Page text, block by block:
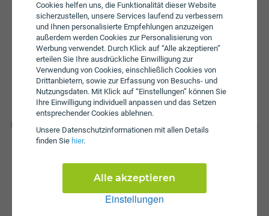
Cookies helfen uns, die Funktionalität dieser Website
sicherzustellen, unsere Services laufend zu verbessern
und Ihnen personalisierte Empfehlungen anzuzeigen
außerdem werden Cookies zur Personalisierung von
Werbung verwendet. Durch Klick auf “Alle akzeptieren”
erteilen Sie Ihre ausdrückliche Einwilligung zur
Verwendung von Cookies, einschließlich Cookies von
Drittanbietern, sowie zur Erfassung von Besuchs- und
Nutzungsdaten. Mit Klick auf “Einstellungen” können Sie
Ihre Einwilligung individuell anpassen und das Setzen
entsprechender Cookies ablehnen.
Unsere Daten­schutz­informationen mit allen Details
finden Sie hier.
Einstellungen
Alle akzeptieren
Die jährliche Servicepauschale beträgt € 24,99.
Datenstick
Im Tarif Internet Youth LTE 50 ist kein Datenstick enthalten.
Die SIM-Karte kann in jedem gängigen Datenstick
Internet zu verbinden. Alternativ kann die SIM-Karte von
Magenta auch in Tablets verwendet werden.